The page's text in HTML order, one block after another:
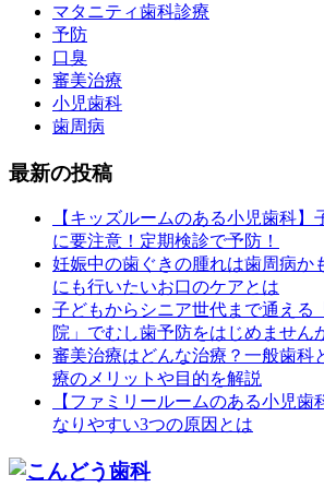
マタニティ歯科診療
予防
口臭
審美治療
小児歯科
歯周病
最新の投稿
【キッズルームのある小児歯科
に要注意！定期検診で予防！
妊娠中の歯ぐきの腫れは歯周病か
にも行いたいお口のケアとは
子どもからシニア世代まで通える
院」でむし歯予防をはじめません
審美治療はどんな治療？一般歯科
療のメリットや目的を解説
【ファミリールームのある小児歯
なりやすい3つの原因とは